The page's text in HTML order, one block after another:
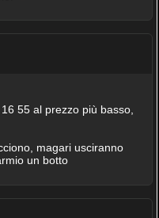
55 al prezzo più basso,
magari usciranno
un botto